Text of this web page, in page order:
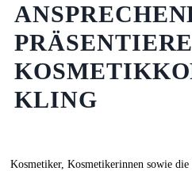
KLING
Kosmetiker, Kosmetikerinnen sowie